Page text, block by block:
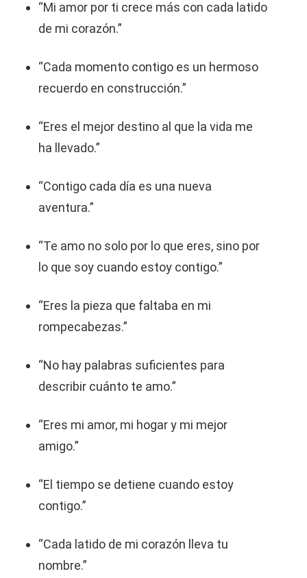
“Mi amor por ti crece más con cada latido
de mi corazón.”
“Cada momento contigo es un hermoso
recuerdo en construcción.”
“Eres el mejor destino al que la vida me
ha llevado.”
“Contigo cada día es una nueva
aventura.”
“Te amo no solo por lo que eres, sino por
lo que soy cuando estoy contigo.”
“Eres la pieza que faltaba en mi
rompecabezas.”
“No hay palabras suficientes para
describir cuánto te amo.”
“Eres mi amor, mi hogar y mi mejor
amigo.”
“El tiempo se detiene cuando estoy
contigo.”
“Cada latido de mi corazón lleva tu
nombre.”